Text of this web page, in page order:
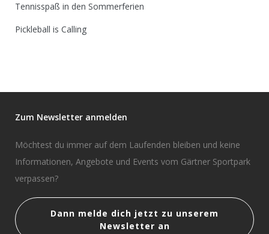
Tennisspaß in den Sommerferien
Pickleball is Calling
Zum Newsletter anmelden
Möchtest du immer auf dem Laufenden bleiben und keine
Informationen, Angebote und Events vom Gärtner Sportpark
verpassen?
Dann melde dich jetzt zu unserem
Newsletter an